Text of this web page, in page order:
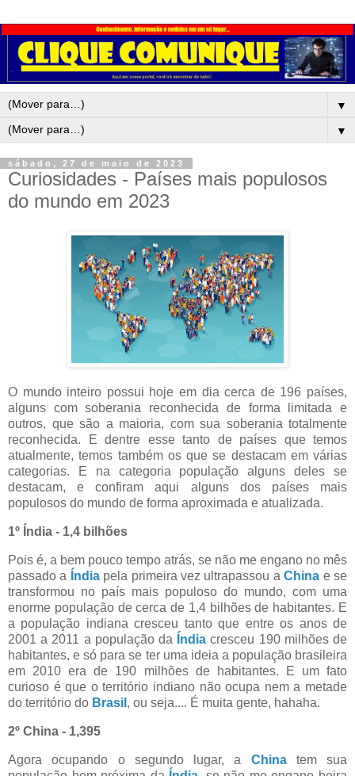
▼
▼
sábado, 27 de maio de 2023
Curiosidades - Países mais populosos
do mundo em 2023
O mundo inteiro possui hoje em dia cerca de 196 países,
alguns com soberania reconhecida de forma limitada e
outros, que são a maioria, com sua soberania totalmente
reconhecida. E dentre esse tanto de países que temos
atualmente, temos também os que se destacam em várias
categorias. E na categoria população alguns deles se
destacam, e confiram aqui alguns dos países mais
populosos do mundo de forma aproximada e atualizada.
1º Índia - 1,4 bilhões
Pois é, a bem pouco tempo atrás, se não me engano no mês
passado a
Índiapela primeira vez ultrapassou aChina e se
transformou no país mais populoso do mundo, com uma
enorme população de cerca de 1,4 bilhões de habitantes. E
a população indiana cresceu tanto que entre os anos de
2001 a 2011 a população da
Índiacresceu 190 milhões de
habitantes, e só para se ter uma ideia a população brasileira
em 2010 era de 190 milhões de habitantes. E um fato
curioso é que o território indiano não ocupa nem a metade
do território do Brasil , ou seja.... É muita gente, hahaha.
2º China - 1,395
Agora ocupando o segundo lugar, a China tem sua